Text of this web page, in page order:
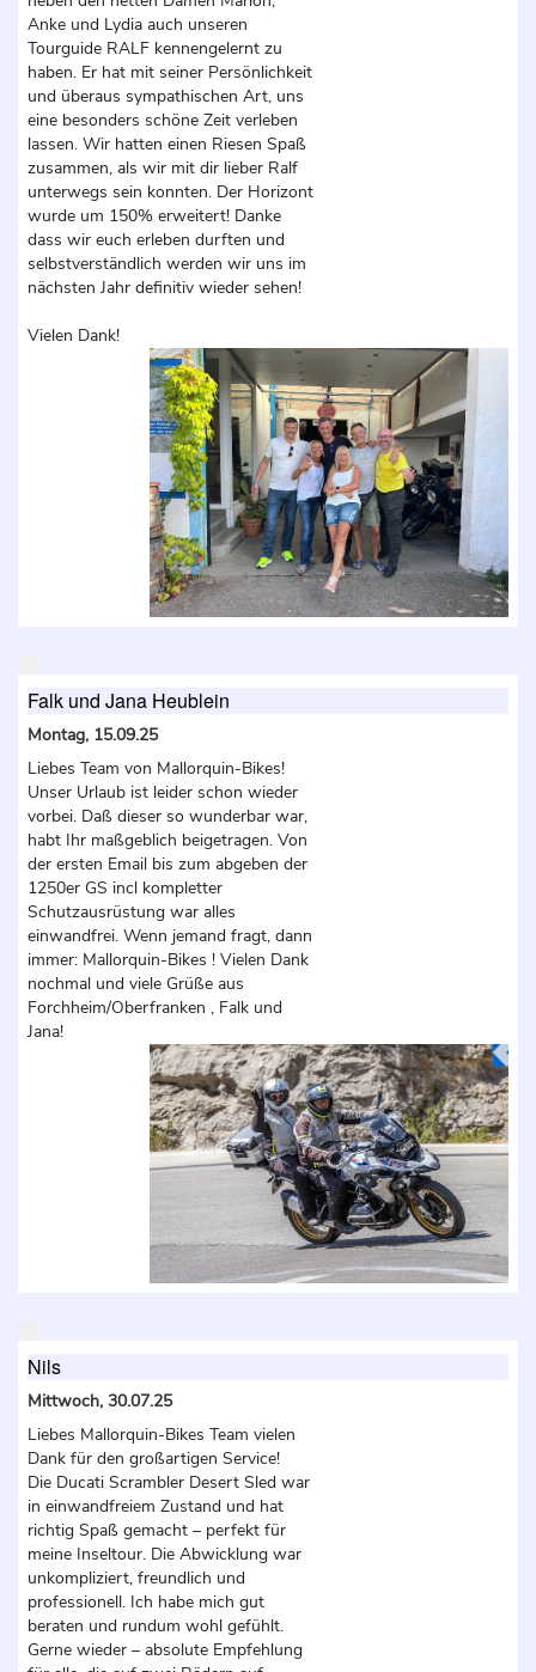
Anke und Lydia auch unseren
Tourguide RALF kennengelernt zu
haben. Er hat mit seiner Persönlichkeit
und überaus sympathischen Art, uns
eine besonders schöne Zeit verleben
lassen. Wir hatten einen Riesen Spaß
zusammen, als wir mit dir lieber Ralf
unterwegs sein konnten. Der Horizont
wurde um 150% erweitert! Danke
dass wir euch erleben durften und
selbstverständlich werden wir uns im
nächsten Jahr definitiv wieder sehen!
Vielen Dank!
Falk und Jana Heublein
Montag, 15.09.25
Liebes Team von Mallorquin-Bikes!
Unser Urlaub ist leider schon wieder
vorbei. Daß dieser so wunderbar war,
habt Ihr maßgeblich beigetragen. Von
der ersten Email bis zum abgeben der
1250er GS incl kompletter
Schutzausrüstung war alles
einwandfrei. Wenn jemand fragt, dann
immer: Mallorquin-Bikes ! Vielen Dank
nochmal und viele Grüße aus
Forchheim/Oberfranken , Falk und
Jana!
Nils
Mittwoch, 30.07.25
Liebes Mallorquin-Bikes Team vielen
Dank für den großartigen Service!
Die Ducati Scrambler Desert Sled war
in einwandfreiem Zustand und hat
richtig Spaß gemacht – perfekt für
meine Inseltour. Die Abwicklung war
unkompliziert, freundlich und
professionell. Ich habe mich gut
beraten und rundum wohl gefühlt.
Gerne wieder – absolute Empfehlung